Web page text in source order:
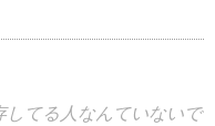
してる人なんていないで